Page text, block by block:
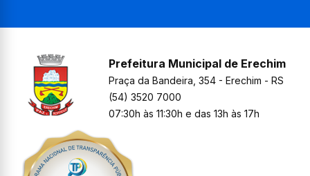
Prefeitura Municipal de Erechim
Praça da Bandeira, 354 - Erechim - RS
(54) 3520 7000
07:30h às 11:30h e das 13h às 17h